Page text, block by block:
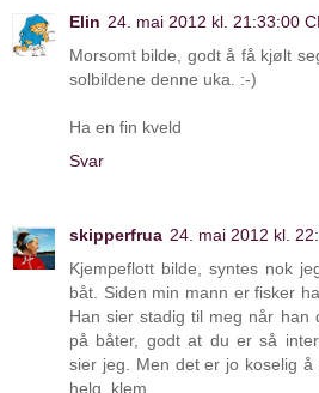
Elin 24. mai 2012 kl. 21:33:00
Morsomt bilde, godt å få kjølt
solbildene denne uka. :-)
Ha en fin kveld
Svar
skipperfrua 24. mai 2012 kl.
Kjempeflott bilde, syntes nok
båt. Siden min mann er fisker
Han sier stadig til meg når han
på båter, godt at du er så
sier jeg. Men det er jo koselig
helg, klem